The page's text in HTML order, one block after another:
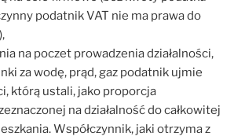
podatnik VAT nie ma prawa do
na poczet prowadzenia działalności,
za wodę, prąd, gaz podatnik ujmie
którą ustali, jako proporcja
na działalność do całkowitej
Współczynnik, jaki otrzyma z